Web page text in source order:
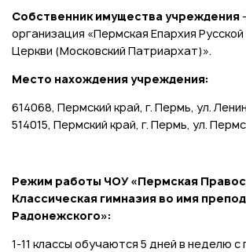
Собственник имущества учреждения
организация «Пермская Епархия
Церкви (Московский Патриархат)».
Место нахождения учреждения:
614068, Пермский край, г. Пермь, ул.
514015, Пермский край, г. Пермь, ул.
Режим работы ЧОУ «Пермская
Классическая гимназия во имя
Радонежского»:
1-11 классы обучаются 5 дней в неделю с